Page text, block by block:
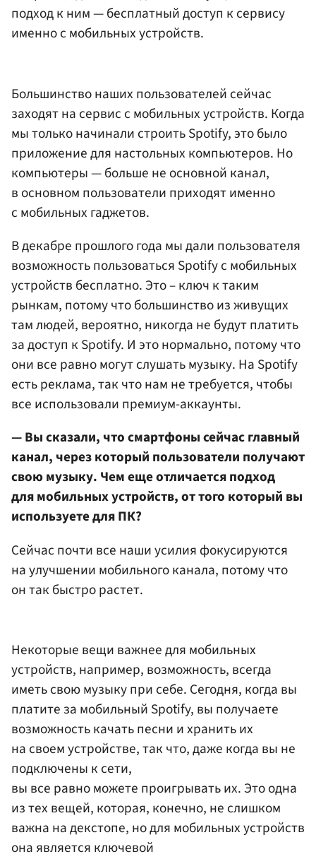
подход к ним — бесплатный доступ к сервису
именно с мобильных устройств.
Большинство наших пользователей сейчас
заходят на сервис с мобильных устройств. Когда
мы только начинали строить Spotify, это было
приложение для настольных компьютеров. Но
компьютеры — больше не основной канал,
в основном пользователи приходят именно
с мобильных гаджетов.
В декабре прошлого года мы дали пользователя
возможность пользоваться Spotify с мобильных
устройств бесплатно. Это – ключ к таким
рынкам, потому что большинство из живущих
там людей, вероятно, никогда не будут платить
за доступ к Spotify. И это нормально, потому что
они все равно могут слушать музыку. На Spotify
есть реклама, так что нам не требуется, чтобы
все использовали премиум-аккаунты.
— Вы сказали, что смартфоны сейчас главный
канал, через который пользователи получают
свою музыку. Чем еще отличается подход
для мобильных устройств, от того который вы
используете для ПК?
Сейчас почти все наши усилия фокусируются
на улучшении мобильного канала, потому что
он так быстро растет.
Некоторые вещи важнее для мобильных
устройств, например, возможность, всегда
иметь свою музыку при себе. Сегодня, когда вы
платите за мобильный Spotify, вы получаете
возможность качать песни и хранить их
на своем устройстве, так что, даже когда вы не
подключены к сети,
вы все равно можете проигрывать их. Это одна
из тех вещей, которая, конечно, не слишком
важна на декстопе, но для мобильных устройств
она является ключевой